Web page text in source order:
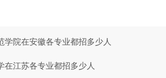
学院在安徽各专业都招多少人
在江苏各专业都招多少人